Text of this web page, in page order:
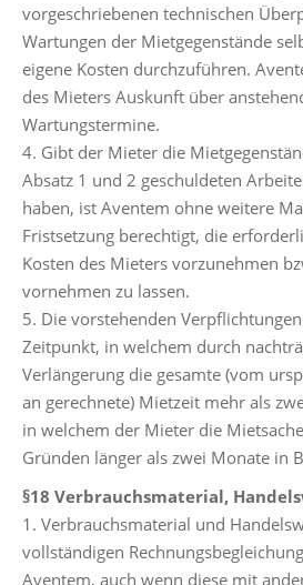
vorgeschriebenen technischen
Wartungen der Mietgegenstände
eigene Kosten durchzuführen.
des Mieters Auskunft über
Wartungstermine.
4. Gibt der Mieter die
Absatz 1 und 2 geschuldeten
haben, ist Aventem ohne weitere
Fristsetzung berechtigt, die
Kosten des Mieters vorzunehmen
vornehmen zu lassen.
5. Die vorstehenden
Zeitpunkt, in welchem durch
Verlängerung die gesamte (vom
an gerechnete) Mietzeit mehr als
in welchem der Mieter die
Gründen länger als zwei Monate in
§18 Verbrauchsmaterial,
1. Verbrauchsmaterial und
vollständigen
Aventem, auch wenn diese mit